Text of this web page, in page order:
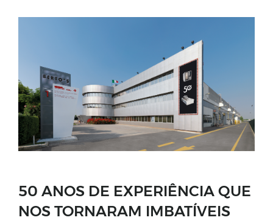
50 ANOS DE EXPERIÊNCIA QUE
NOS TORNARAM IMBATÍVEIS